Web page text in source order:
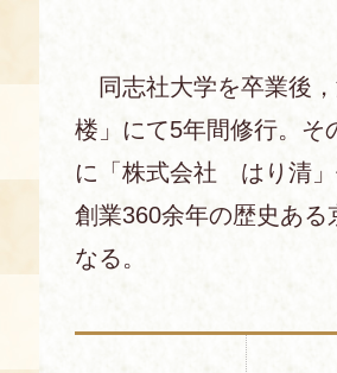
同志社大学を卒業後
楼」にて5年間修行。
に「株式会社 はり清
創業360余年の歴史あ
なる。